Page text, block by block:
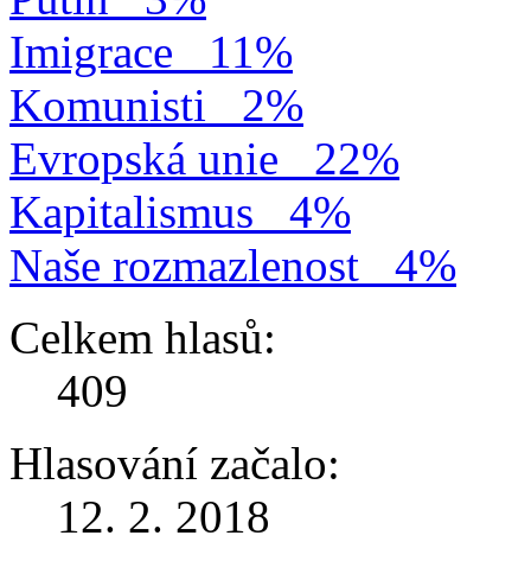
Imigrace
11%
Komunisti
2%
Evropská unie
22%
Kapitalismus
4%
Naše rozmazlenost
4%
Celkem hlasů:
409
Hlasování začalo:
12. 2. 2018